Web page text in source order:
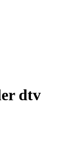
dtv